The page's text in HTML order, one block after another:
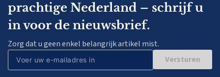
prachtige Nederland – schrijf u
in voor de nieuwsbrief.
Zorg dat u geen enkel belangrijk artikel mist.
Versturen